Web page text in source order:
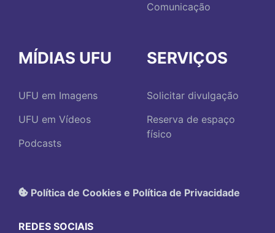
Comunicação
MÍDIAS UFU
UFU em Imagens
UFU em Vídeos
Podcasts
SERVIÇOS
Solicitar divulgação
Reserva de espaço
físico
Política de Cookies e Política de Privacidade
REDES SOCIAIS